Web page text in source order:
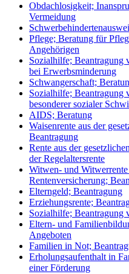
Obdachlosigkeit;
Vermeidung
Pflege; Beratung für
Angehörigen
Sozialhilfe; Beantragung
bei Erwerbsminderung
Schwangerschaft;
Sozialhilfe;
besonderer sozialer
AIDS; Beratung
Waisenrente aus der
Beantragung
Rente aus der
der Regelaltersrente
Witwen- und Witwerrente
Rentenversicherung;
Elterngeld; Beantragung
Erziehungsrente;
Sozialhilfe; Beantragung
Eltern- und
Angeboten
Familien in Not;
Erholungsaufenthalt in
einer Förderung